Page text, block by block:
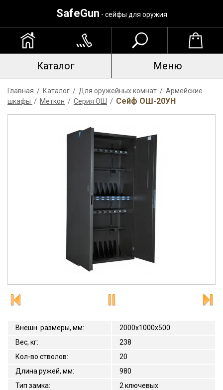
SafeGun - сейфы для оружия
Каталог Меню
Главная / Каталог / Для оружейных комнат / Армейские
шкафы / Меткон / Серия ОШ / Сейф ОШ-20УН
Внешн. размеры, мм:
2000x1000x500
Вес, кг:
238
Кол-во стволов:
20
Длина ружей, мм:
980
Тип замка:
2 ключевых